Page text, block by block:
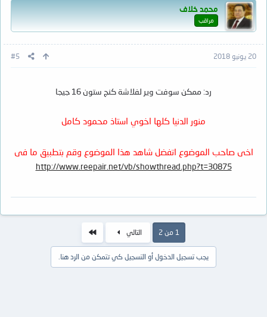
محمد خلاف
مراقب
20 يونيو 2018 #5
رد: ممكن سوفت وير لفلاشة كنج ستون 16 جيجا
منور الدنيا كلها اخوي استاذ محمود كامل
اخى صاحب الموضوع اتفضل شاهد هذا الموضوع وقم بتطبيق ما فى
http://www.reepair.net/vb/showthread.php?t=30875
1 من 2 التالي
يجب تسجيل الدخول أو التسجيل كي تتمكن من الرد هنا.